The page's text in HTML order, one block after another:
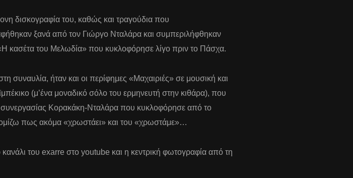
δισκογραφία του, καθώς και τραγούδια που
ξανά από τον Γιώργο Νταλάρα και συμπεριλήφθηκαν
κασέτα του Μελωδία» που κυκλοφόρησε λίγο πριν το Πάσχα.
συναυλία, ήταν και οι περίφημες «Μαχαιριές» σε μουσική και
(μ’ένα μοναδικό σόλο του ερμηνευτή στην κιθάρα), που
Κορακάκη-Νταλάρα που κυκλοφόρησε από το
πως ακόμα «χρωστάει» και του «χρωστάμε»…
του exarre στο youtube και η κεντρική φωτογραφία από τη